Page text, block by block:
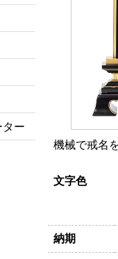
機械で戒名
文字色
納期
ター